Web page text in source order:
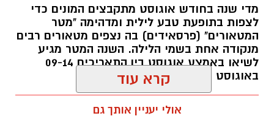
סיורי משפחות- צילום מיקה וולוב, אקואושן
במהלך הפעילות יכירו המשתתפים את הטבע
הייחודי של אזור שפך נחל אלכסנדר, את בעלי
החיים והצמחים המאפיינים אותו ואת המערכת
מדי שנה בחודש אוגוסט מתקבצים המונים כדי
לצפות בתופעת טבע לילית ומדהימה "מטר
המטאורים" (פרסאידים) בה נצפים מטאורים רבים
מנקודה אחת בשמי הלילה. השנה המטר מגיע
לשיאו באמצע אוגוסט בין התאריכים 09-14
באוגוסט 2026.
קרא עוד
אולי יעניין אותך גם